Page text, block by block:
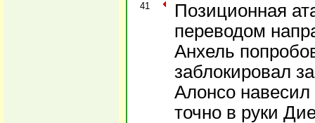
41
Позиционная
переводом
Анхель
заблокировал
Алонсо навесил
точно в руки